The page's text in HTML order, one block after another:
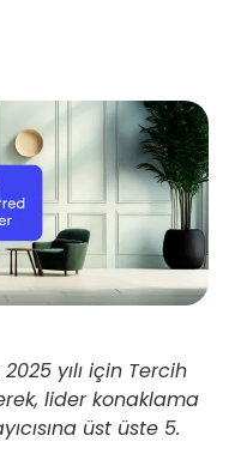
yılı için Tercih
lider konaklama
üst üste 5.